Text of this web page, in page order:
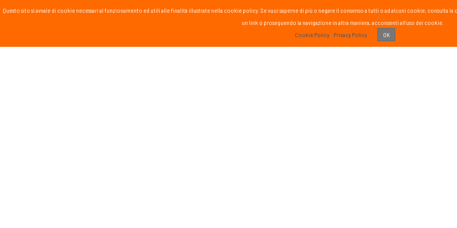
Questo sito si avvale di cookie necessari al funzionamento ed utili alle finalità illustrate nella cookie policy. Se vuoi saperne di più o negare il consenso a tutti o ad alcuni cookie, consulta
un link o proseguendo la navigazione in altra maniera, acconsenti all'uso dei cookie.
Cookie Policy
Privacy Policy OK